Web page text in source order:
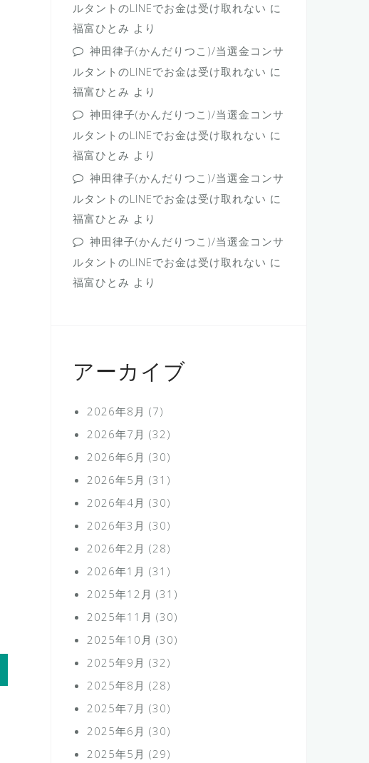
ルタントのLINEでお金は受け取れない に
福富ひとみ より
神田律子(かんだりつこ)/当選金コンサ
ルタントのLINEでお金は受け取れない に
福富ひとみ より
神田律子(かんだりつこ)/当選金コンサ
ルタントのLINEでお金は受け取れない に
福富ひとみ より
神田律子(かんだりつこ)/当選金コンサ
ルタントのLINEでお金は受け取れない に
福富ひとみ より
神田律子(かんだりつこ)/当選金コンサ
ルタントのLINEでお金は受け取れない に
福富ひとみ より
アーカイブ
2026年8月 (7)
2026年7月 (32)
2026年6月 (30)
2026年5月 (31)
2026年4月 (30)
2026年3月 (30)
2026年2月 (28)
2026年1月 (31)
2025年12月 (31)
2025年11月 (30)
2025年10月 (30)
2025年9月 (32)
2025年8月 (28)
2025年7月 (30)
2025年6月 (30)
2025年5月 (29)